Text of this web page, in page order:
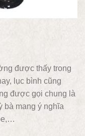
được thấy trong
lục bình cũng
được gọi chung là
bà mang ý nghĩa